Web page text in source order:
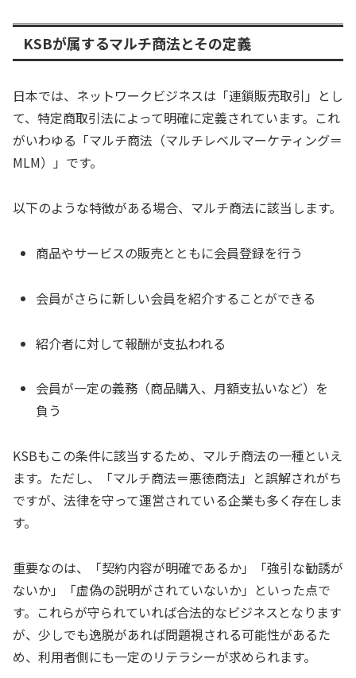
KSBが属するマルチ商法とその定義
日本では、ネットワークビジネスは「連鎖販売取引」とし
て、特定商取引法によって明確に定義されています。これ
がいわゆる「マルチ商法（マルチレベルマーケティング＝
MLM）」です。
以下のような特徴がある場合、マルチ商法に該当します。
商品やサービスの販売とともに会員登録を行う
会員がさらに新しい会員を紹介することができる
紹介者に対して報酬が支払われる
会員が一定の義務（商品購入、月額支払いなど）を
負う
KSBもこの条件に該当するため、マルチ商法の一種といえ
ます。ただし、「マルチ商法＝悪徳商法」と誤解されがち
ですが、法律を守って運営されている企業も多く存在しま
す。
重要なのは、「契約内容が明確であるか」「強引な勧誘が
ないか」「虚偽の説明がされていないか」といった点で
す。これらが守られていれば合法的なビジネスとなります
が、少しでも逸脱があれば問題視される可能性があるた
め、利用者側にも一定のリテラシーが求められます。